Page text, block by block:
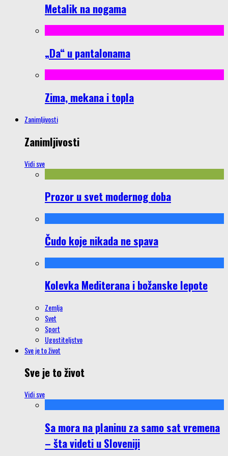
Metalik na nogama
„Da“ u pantalonama
Zima, mekana i topla
Zanimljivosti
Zanimljivosti
Vidi sve
Prozor u svet modernog doba
Čudo koje nikada ne spava
Kolevka Mediterana i božanske lepote
Zemlja
Svet
Sport
Ugostiteljstvo
Sve je to život
Sve je to život
Vidi sve
Sa mora na planinu za samo sat vremena
– šta videti u Sloveniji